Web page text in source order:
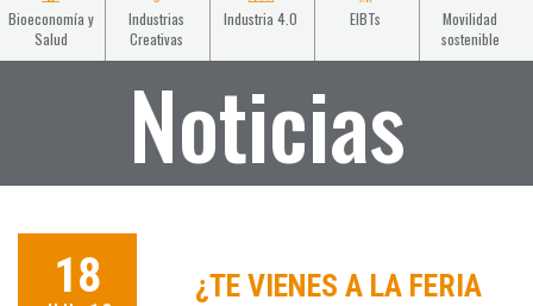
Bioeconomía y
Salud
Industrias
Creativas
Industria 4.0 EIBTs
Movilidad
sostenible
Noticias
18
¿TE VIENES A LA FERIA